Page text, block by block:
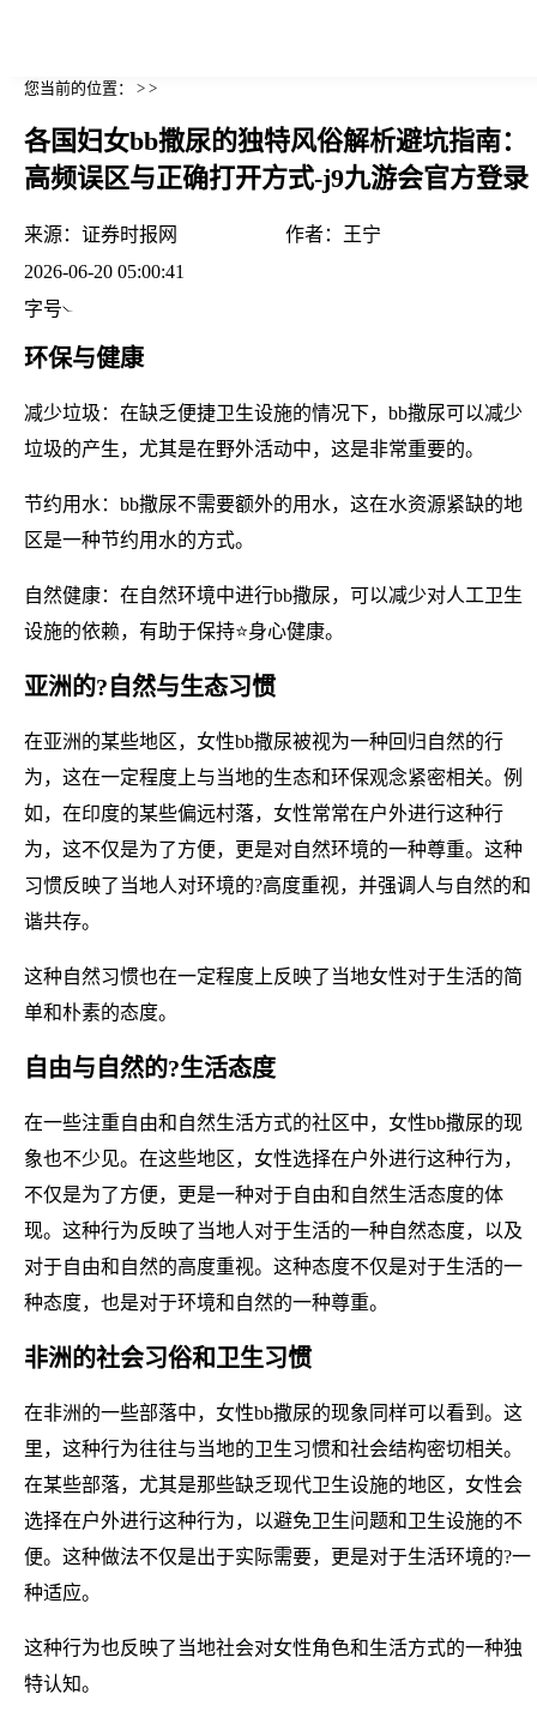
您当前的位置： > >
各国妇女bb撒尿的独特风俗解析避坑指南：
高频误区与正确打开方式-j9九游会官方登录
来源： 证券时报网 作者：
王宁
2026-06-20 05:00:41
字号
环保与健康
减少垃圾：在缺乏便捷卫生设施的情况下，bb撒尿可以减少
垃圾的产生，尤其是在野外活动中，这是非常重要的。
节约用水：bb撒尿不需要额外的用水，这在水资源紧缺的地
区是一种节约用水的方式。
自然健康：在自然环境中进行bb撒尿，可以减少对人工卫生
设施的依赖，有助于保持⭐身心健康。
亚洲的?自然与生态习惯
在亚洲的某些地区，女性bb撒尿被视为一种回归自然的行
为，这在一定程度上与当地的生态和环保观念紧密相关。例
如，在印度的某些偏远村落，女性常常在户外进行这种行
为，这不仅是为了方便，更是对自然环境的一种尊重。这种
习惯反映了当地人对环境的?高度重视，并强调人与自然的和
谐共存。
这种自然习惯也在一定程度上反映了当地女性对于生活的简
单和朴素的态度。
自由与自然的?生活态度
在一些注重自由和自然生活方式的社区中，女性bb撒尿的现
象也不少见。在这些地区，女性选择在户外进行这种行为，
不仅是为了方便，更是一种对于自由和自然生活态度的体
现。这种行为反映了当地人对于生活的一种自然态度，以及
对于自由和自然的高度重视。这种态度不仅是对于生活的一
种态度，也是对于环境和自然的一种尊重。
非洲的社会习俗和卫生习惯
在非洲的一些部落中，女性bb撒尿的现象同样可以看到。这
里，这种行为往往与当地的卫生习惯和社会结构密切相关。
在某些部落，尤其是那些缺乏现代卫生设施的地区，女性会
选择在户外进行这种行为，以避免卫生问题和卫生设施的不
便。这种做法不仅是出于实际需要，更是对于生活环境的?一
种适应。
这种行为也反映了当地社会对女性角色和生活方式的一种独
特认知。